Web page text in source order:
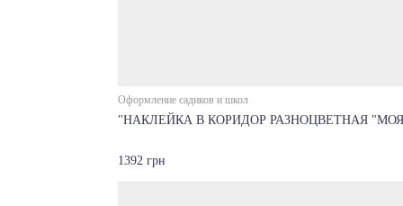
Оформление садиков и школ
"НАКЛЕЙКА В КОРИДОР РАЗНОЦВЕТНАЯ
1392 грн